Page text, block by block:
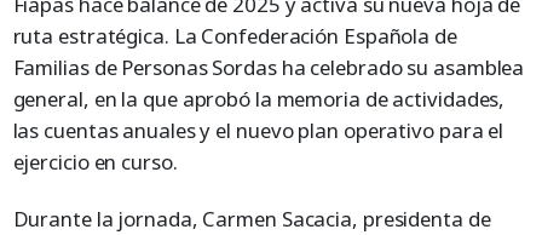
ruta estratégica. La Confederación Española de
Familias de Personas Sordas ha celebrado su asamblea
general, en la que aprobó la memoria de actividades,
las cuentas anuales y el nuevo plan operativo para el
ejercicio en curso.
Durante la jornada, Carmen Sacacia, presidenta de